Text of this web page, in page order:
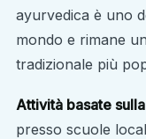
ayurvedica è uno
mondo e rimane
tradizionale più
Attività basate
presso scuole